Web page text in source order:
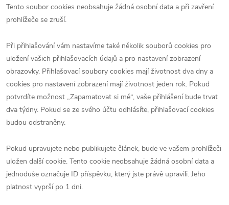
Tento soubor cookies neobsahuje žádná osobní data a při zavření
prohlížeče se zruší.
Při přihlašování vám nastavíme také několik souborů cookies pro
uložení vašich přihlašovacích údajů a pro nastavení zobrazení
obrazovky. Přihlašovací soubory cookies mají životnost dva dny a
cookies pro nastavení zobrazení mají životnost jeden rok. Pokud
potvrdíte možnost „Zapamatovat si mě“, vaše přihlášení bude trvat
dva týdny. Pokud se ze svého účtu odhlásíte, přihlašovací cookies
budou odstraněny.
Pokud upravujete nebo publikujete článek, bude ve vašem prohlížeči
uložen další cookie. Tento cookie neobsahuje žádná osobní data a
jednoduše označuje ID příspěvku, který jste právě upravili. Jeho
platnost vyprší po 1 dni.